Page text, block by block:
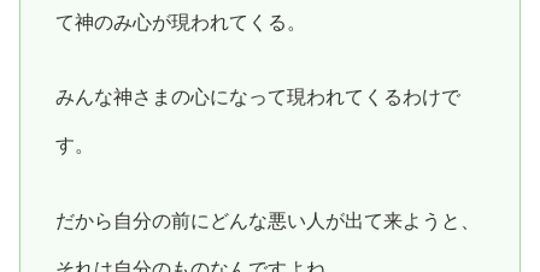
て神のみ心が現われてくる。
みんな神さまの心になって現われてくるわけで
す。
だから自分の前にどんな悪い人が出て来ようと、